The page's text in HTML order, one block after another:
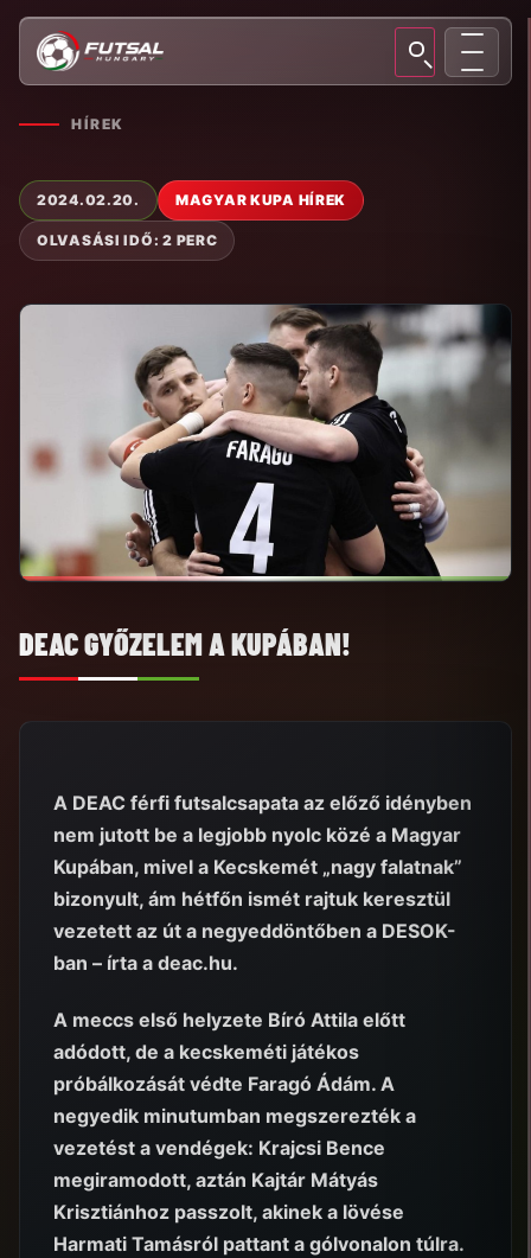
HÍREK
2024.02.20. MAGYAR KUPA HÍREK
OLVASÁSI IDŐ: 2 PERC
DEAC GYŐZELEM A KUPÁBAN!
A DEAC férfi futsalcsapata az előző idényben
nem jutott be a legjobb nyolc közé a Magyar
Kupában, mivel a Kecskemét „nagy falatnak”
bizonyult, ám hétfőn ismét rajtuk keresztül
vezetett az út a negyeddöntőben a DESOK-
ban – írta a deac.hu.
A meccs első helyzete Bíró Attila előtt
adódott, de a kecskeméti játékos
próbálkozását védte Faragó Ádám. A
negyedik minutumban megszerezték a
vezetést a vendégek: Krajcsi Bence
megiramodott, aztán Kajtár Mátyás
Krisztiánhoz passzolt, akinek a lövése
Harmati Tamásról pattant a gólvonalon túlra.